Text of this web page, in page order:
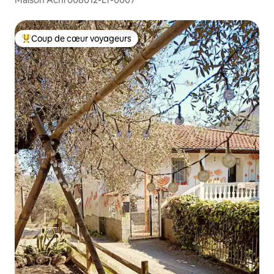
Coups de cœur voyageurs les plus appréciés
Coup de cœur voyageurs